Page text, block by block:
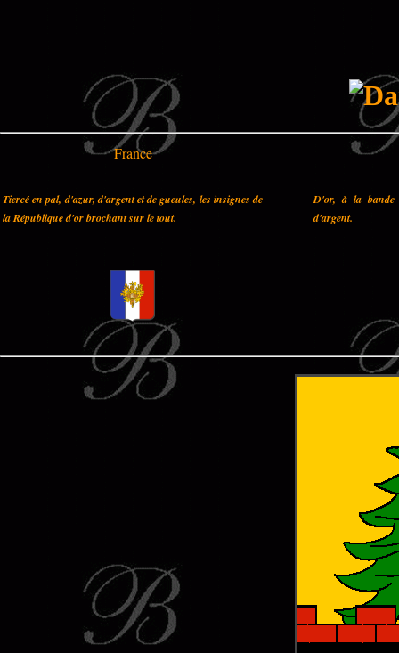
France
Tiercé en pal, d'azur, d'argent et de gueules, les insignes de
la République d'or brochant sur le tout.
D'or, à la bande
d'argent.